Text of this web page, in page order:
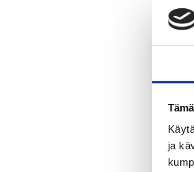
ja